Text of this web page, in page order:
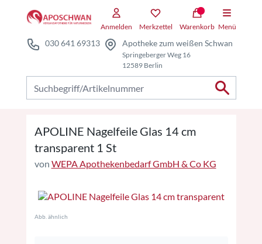
Anmelden Merkzettel Warenkorb Menü
030 641 69313 Apotheke zum weißen Schwan
Springeberger Weg 16
12589 Berlin
APOLINE Nagelfeile Glas 14 cm
transparent 1 St
von WEPA Apothekenbedarf GmbH & Co KG
Abb. ähnlich